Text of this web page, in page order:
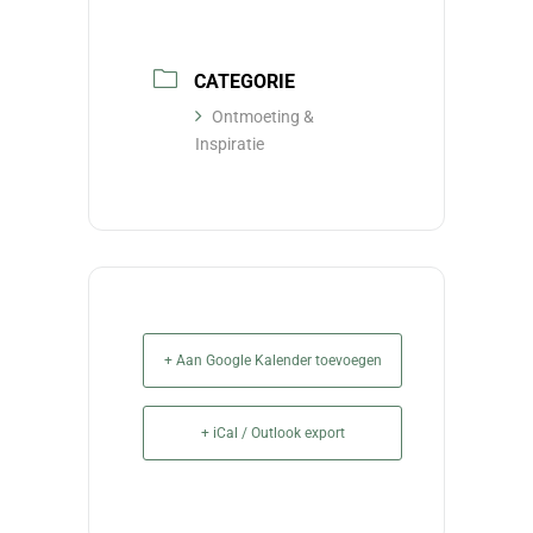
CATEGORIE
Ontmoeting &
Inspiratie
+ Aan Google Kalender toevoegen
+ iCal / Outlook export